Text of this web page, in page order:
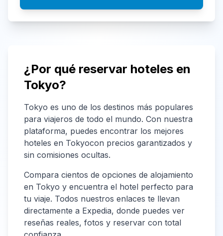
¿Por qué reservar hoteles en
Tokyo?
Tokyo es uno de los destinos más populares
para viajeros de todo el mundo. Con nuestra
plataforma, puedes encontrar los mejores
hoteles en Tokyocon precios garantizados y
sin comisiones ocultas.
Compara cientos de opciones de alojamiento
en Tokyo y encuentra el hotel perfecto para
tu viaje. Todos nuestros enlaces te llevan
directamente a Expedia, donde puedes ver
reseñas reales, fotos y reservar con total